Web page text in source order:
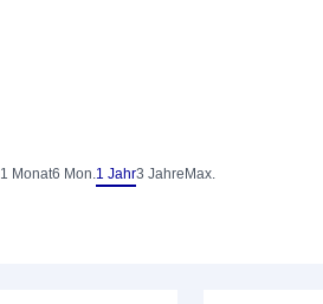
1 Monat6 Mon.1 Jahr3 Jahre Max.